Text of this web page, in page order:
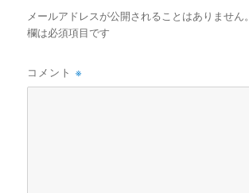
メールアドレスが公開されることはありません。
欄は必須項目です
コメント※